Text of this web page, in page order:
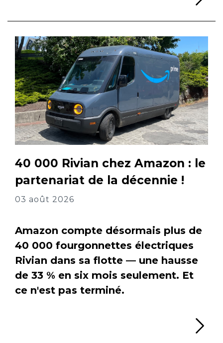
40 000 Rivian chez Amazon : le
partenariat de la décennie !
03 août 2026
Amazon compte désormais plus de
40 000 fourgonnettes électriques
Rivian dans sa flotte — une hausse
de 33 % en six mois seulement. Et
ce n'est pas terminé.